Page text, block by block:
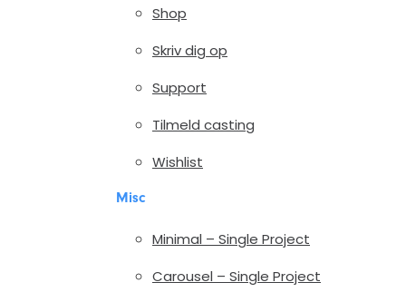
Shop
Skriv dig op
Support
Tilmeld casting
Wishlist
Misc
Minimal – Single Project
Carousel – Single Project